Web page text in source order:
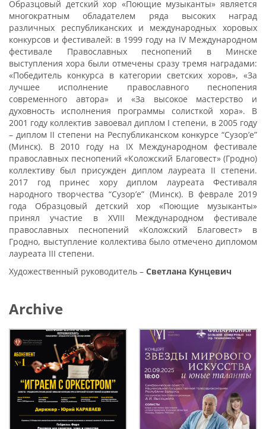
Образцовый детский хор «Поющие музыканты» является
многократным обладателем ряда высоких наград
различных республиканских и международных хоровых
конкурсов и фестивалей: в 1999 году на IV Международном
фестивале Православных песнопений в Минске
выступления хора были отмечены сразу тремя наградами:
«Победитель конкурса в категории светских хоров», «За
лучшее исполнение православного песнопения
современного автора» и «За высокое мастерство и
духовность исполнения программы солисткой хора». В
2001 году коллектив завоевал диплом I степени, в 2005 году
– диплом II степени на Республиканском конкурсе “Сузор’е”
(Минск). В 2010 году на IX Международном фестивале
православных песнопений «Коложский Благовест» (Гродно)
коллективу был присужден диплом лауреата II степени.
2017 год принес хору диплом лауреата Фестиваля
народного творчества “Сузор’е” (Минск). В феврале 2019
года Образцовый детский хор «Поющие музыканты»
принял участие в XVІII Международном фестивале
православных песнопений «Коложский Благовест» в
Гродно, выступление коллектива было отмечено дипломом
лауреата III степени.
Художественный руководитель – Светлана Кунцевич
Archive